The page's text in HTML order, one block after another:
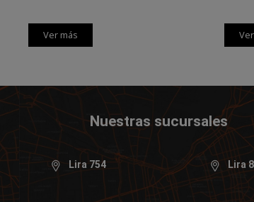
Ver más
Nuestras sucursales
Lira 754 Lira